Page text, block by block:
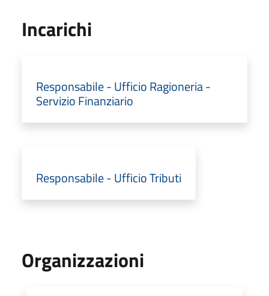
Incarichi
Responsabile - Ufficio Ragioneria -
Servizio Finanziario
Responsabile - Ufficio Tributi
Organizzazioni